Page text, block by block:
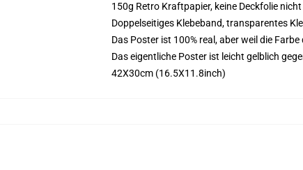
150g Retro Kraftpapier, keine Deckfolie
Doppelseitiges Klebeband, transparentes
Das Poster ist 100% real, aber weil die
Das eigentliche Poster ist leicht gelblich
42X30cm (16.5X11.8inch)